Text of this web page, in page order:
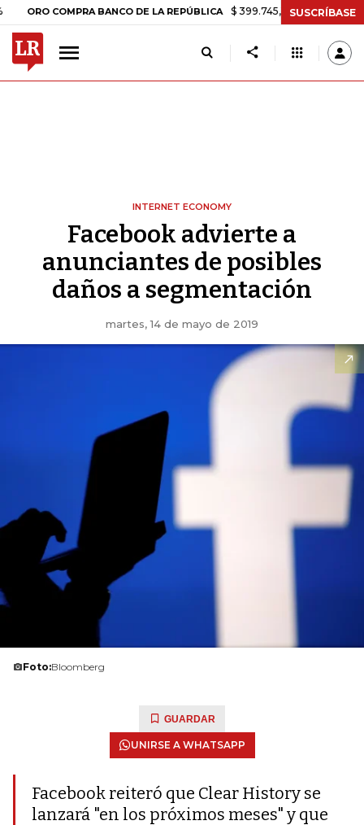
ORO COMPRA BANCO DE LA REPÚBLICA $ 399.745,16 +$ 2.295,71
SUSCRÍBASE
INTERNET ECONOMY
Facebook advierte a
anunciantes de posibles
daños a segmentación
martes, 14 de mayo de 2019
Foto:Bloomberg
GUARDAR
UNIRSE A WHATSAPP
Facebook reiteró que Clear History se
lanzará "en los próximos meses" y que